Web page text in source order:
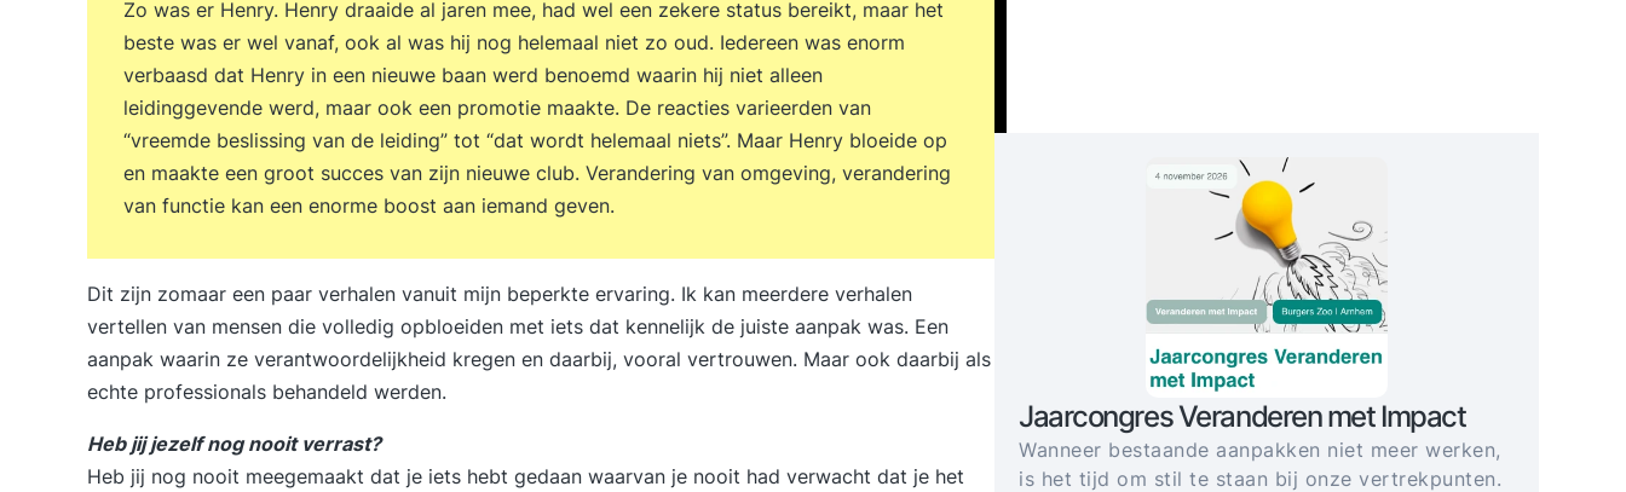
Zo was er Henry. Henry draaide al jaren mee, had wel een zekere status bereikt, maar het
beste was er wel vanaf, ook al was hij nog helemaal niet zo oud. Iedereen was enorm
verbaasd dat Henry in een nieuwe baan werd benoemd waarin hij niet alleen
leidinggevende werd, maar ook een promotie maakte. De reacties varieerden van
“vreemde beslissing van de leiding” tot “dat wordt helemaal niets”. Maar Henry bloeide op
en maakte een groot succes van zijn nieuwe club. Verandering van omgeving, verandering
van functie kan een enorme boost aan iemand geven.
Dit zijn zomaar een paar verhalen vanuit mijn beperkte ervaring. Ik kan meerdere verhalen
vertellen van mensen die volledig opbloeiden met iets dat kennelijk de juiste aanpak was. Een
aanpak waarin ze verantwoordelijkheid kregen en daarbij, vooral vertrouwen. Maar ook daarbij als
echte professionals behandeld werden.
Heb jij jezelf nog nooit verrast?
Heb jij nog nooit meegemaakt dat je iets hebt gedaan waarvan je nooit had verwacht dat je het
Jaarcongres Veranderen met Impact
Wanneer bestaande aanpakken niet meer werken,
is het tijd om stil te staan bij onze vertrekpunten.